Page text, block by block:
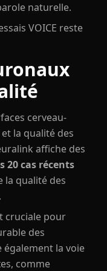
naturelle.
VOICE reste
cerveau-
la qualité des
affiche des
20 cas récents
la qualité des
cruciale pour
des
également la voie
comme